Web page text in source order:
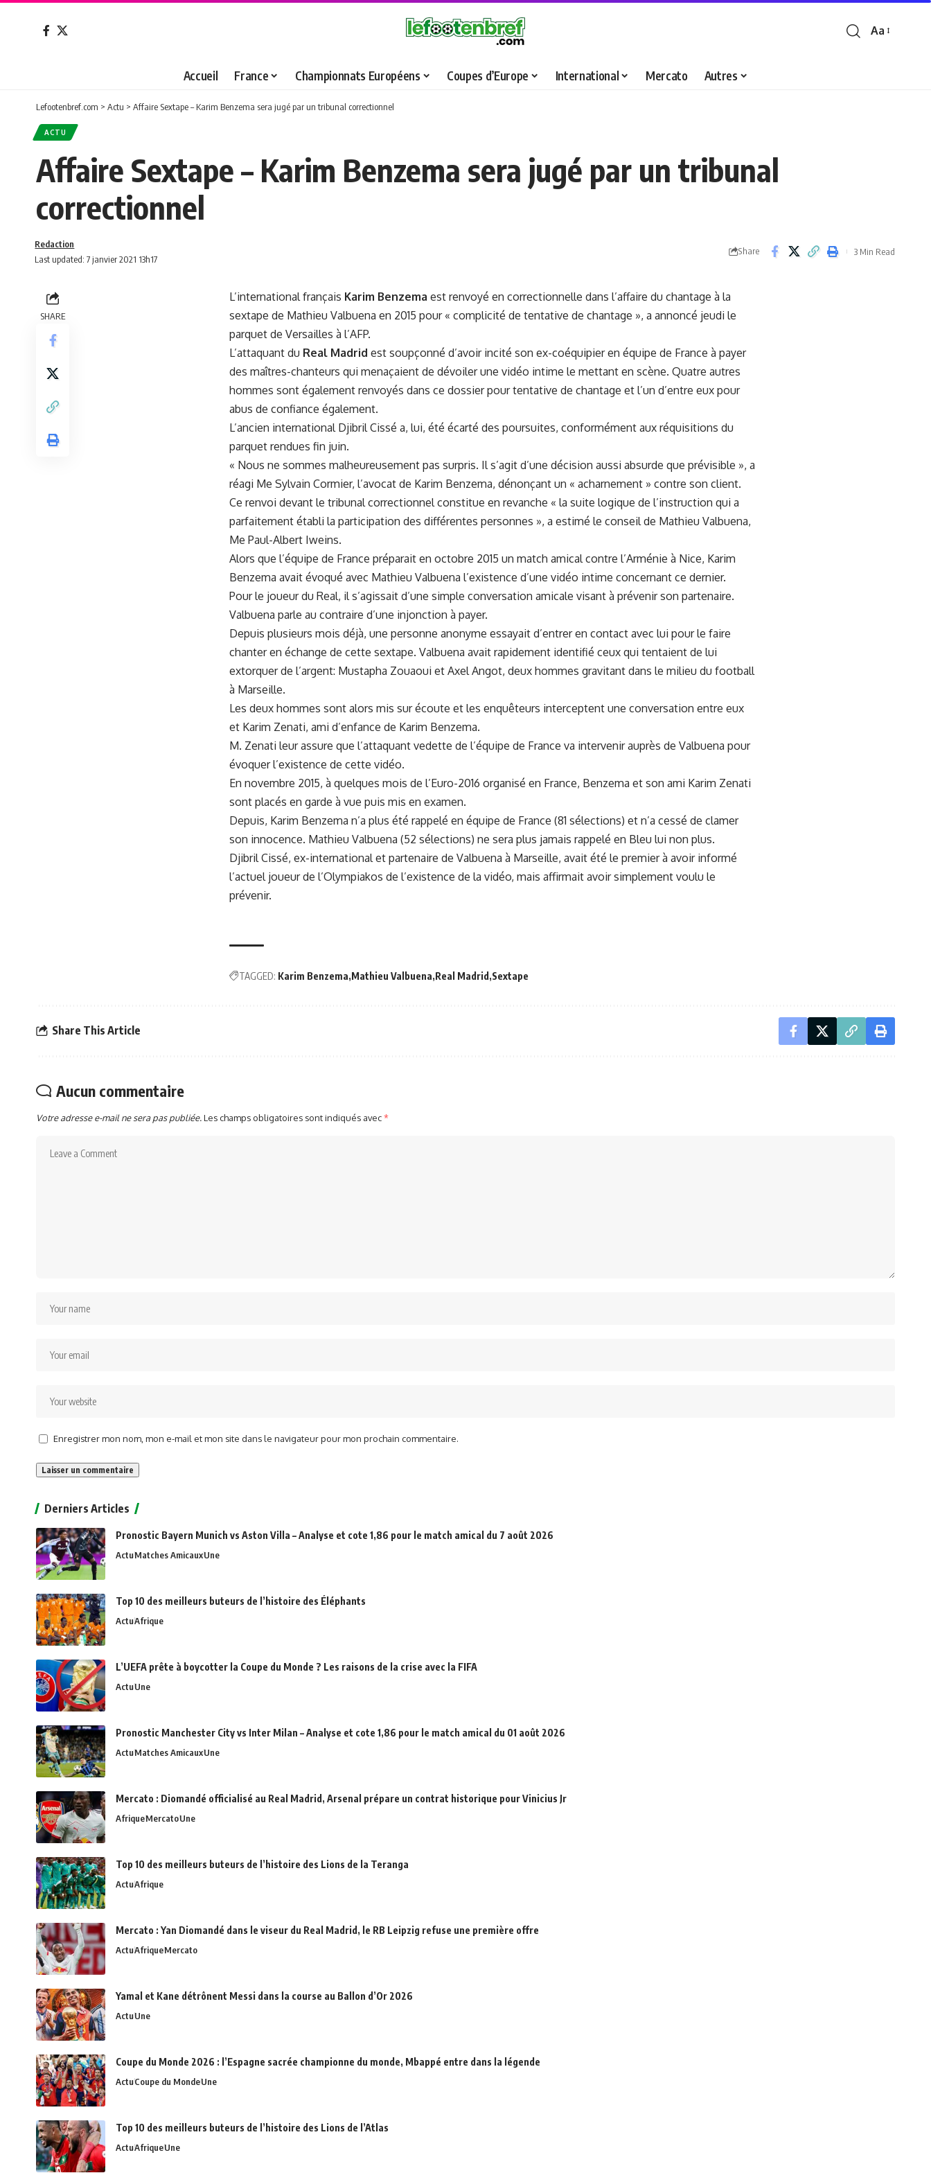
Font
Aa
Accueil France Championnats Européens Coupes d’Europe International Mercato Autres
Lefootenbref.com > Actu > Affaire Sextape – Karim Benzema sera jugé par un tribunal correctionnel
ACTU
Affaire Sextape – Karim Benzema sera jugé par un tribunal
correctionnel
Last updated: 7 janvier 2021 13h17
Redaction
Share 3 Min Read
SHARE
L’international français Karim Benzema est renvoyé en correctionnelle dans l’affaire du chantage à la
sextape de Mathieu Valbuena en 2015 pour « complicité de tentative de chantage », a annoncé jeudi le
parquet de Versailles à l’AFP.
L’attaquant du Real Madrid est soupçonné d’avoir incité son ex-coéquipier en équipe de France à payer
des maîtres-chanteurs qui menaçaient de dévoiler une vidéo intime le mettant en scène. Quatre autres
hommes sont également renvoyés dans ce dossier pour tentative de chantage et l’un d’entre eux pour
abus de confiance également.
L’ancien international Djibril Cissé a, lui, été écarté des poursuites, conformément aux réquisitions du
parquet rendues fin juin.
« Nous ne sommes malheureusement pas surpris. Il s’agit d’une décision aussi absurde que prévisible », a
réagi Me Sylvain Cormier, l’avocat de Karim Benzema, dénonçant un « acharnement » contre son client.
Ce renvoi devant le tribunal correctionnel constitue en revanche « la suite logique de l’instruction qui a
parfaitement établi la participation des différentes personnes », a estimé le conseil de Mathieu Valbuena,
Me Paul-Albert Iweins.
Alors que l’équipe de France préparait en octobre 2015 un match amical contre l’Arménie à Nice, Karim
Benzema avait évoqué avec Mathieu Valbuena l’existence d’une vidéo intime concernant ce dernier.
Pour le joueur du Real, il s’agissait d’une simple conversation amicale visant à prévenir son partenaire.
Valbuena parle au contraire d’une injonction à payer.
Depuis plusieurs mois déjà, une personne anonyme essayait d’entrer en contact avec lui pour le faire
chanter en échange de cette sextape. Valbuena avait rapidement identifié ceux qui tentaient de lui
extorquer de l’argent: Mustapha Zouaoui et Axel Angot, deux hommes gravitant dans le milieu du football
à Marseille.
Les deux hommes sont alors mis sur écoute et les enquêteurs interceptent une conversation entre eux
et Karim Zenati, ami d’enfance de Karim Benzema.
M. Zenati leur assure que l’attaquant vedette de l’équipe de France va intervenir auprès de Valbuena pour
évoquer l’existence de cette vidéo.
En novembre 2015, à quelques mois de l’Euro-2016 organisé en France, Benzema et son ami Karim Zenati
sont placés en garde à vue puis mis en examen.
Depuis, Karim Benzema n’a plus été rappelé en équipe de France (81 sélections) et n’a cessé de clamer
son innocence. Mathieu Valbuena (52 sélections) ne sera plus jamais rappelé en Bleu lui non plus.
Djibril Cissé, ex-international et partenaire de Valbuena à Marseille, avait été le premier à avoir informé
l’actuel joueur de l’Olympiakos de l’existence de la vidéo, mais affirmait avoir simplement voulu le
prévenir.
TAGGED: Karim Benzema Mathieu Valbuena Real Madrid Sextape
Share This Article
Aucun commentaire
Votre adresse e-mail ne sera pas publiée.Les champs obligatoires sont indiqués avec*
Enregistrer mon nom, mon e-mail et mon site dans le navigateur pour mon prochain commentaire.
Derniers Articles
Pronostic Bayern Munich vs Aston Villa – Analyse et cote 1,86 pour le match amical du 7 août 2026
ActuMatches AmicauxUne
Top 10 des meilleurs buteurs de l’histoire des Éléphants
ActuAfrique
L’UEFA prête à boycotter la Coupe du Monde ? Les raisons de la crise avec la FIFA
ActuUne
Pronostic Manchester City vs Inter Milan – Analyse et cote 1,86 pour le match amical du 01 août 2026
ActuMatches AmicauxUne
Mercato : Diomandé officialisé au Real Madrid, Arsenal prépare un contrat historique pour Vinicius Jr
AfriqueMercatoUne
Top 10 des meilleurs buteurs de l’histoire des Lions de la Teranga
ActuAfrique
Mercato : Yan Diomandé dans le viseur du Real Madrid, le RB Leipzig refuse une première offre
ActuAfriqueMercato
Yamal et Kane détrônent Messi dans la course au Ballon d’Or 2026
ActuUne
Coupe du Monde 2026 : l’Espagne sacrée championne du monde, Mbappé entre dans la légende
ActuCoupe du MondeUne
Top 10 des meilleurs buteurs de l’histoire des Lions de l’Atlas
ActuAfriqueUne